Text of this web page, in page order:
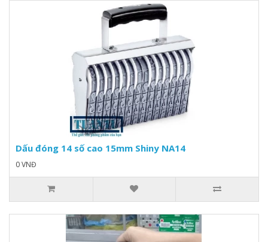
Dấu đóng 14 số cao 15mm Shiny NA14
0 VNĐ